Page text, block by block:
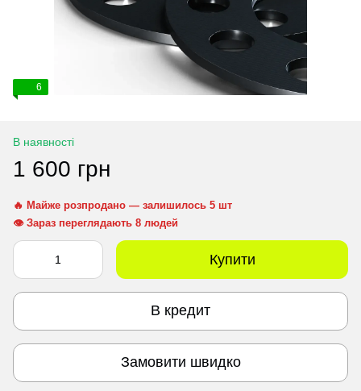
6
В наявності
1 600 грн
🔥 Майже розпродано — залишилось 5 шт
👁 Зараз переглядають 8 людей
Купити
В кредит
Замовити швидко